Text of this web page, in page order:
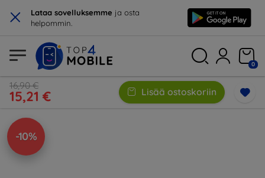
× Lataa sovelluksemme ja osta
helpommin.
0
16,90 €
15,21 € Lisää ostoskoriin
-10%